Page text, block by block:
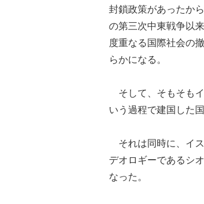
封鎖政策があったか
の第三次中東戦争以
度重なる国際社会の
らかになる。
そして、そもそも
いう過程で建国した
それは同時に、イ
デオロギーであるシ
なった。